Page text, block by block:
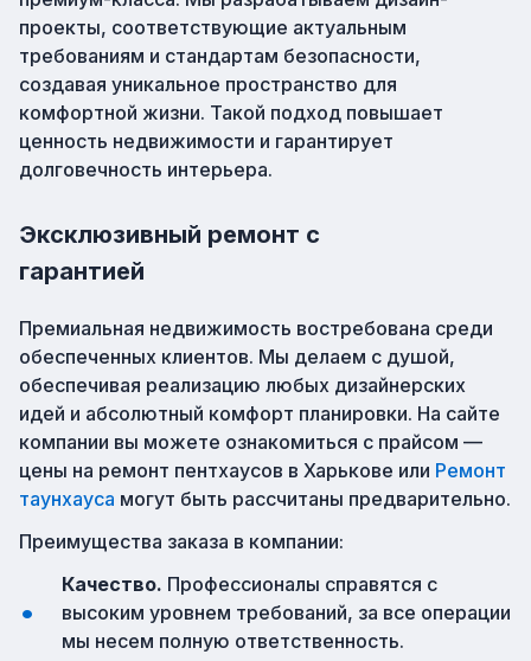
проекты, соответствующие актуальным
требованиям и стандартам безопасности,
создавая уникальное пространство для
комфортной жизни. Такой подход повышает
ценность недвижимости и гарантирует
долговечность интерьера.
Эксклюзивный ремонт с
гарантией
Премиальная недвижимость востребована среди
обеспеченных клиентов. Мы делаем с душой,
обеспечивая реализацию любых дизайнерских
идей и абсолютный комфорт планировки. На сайте
компании вы можете ознакомиться с прайсом —
цены на ремонт пентхаусов в Харькове или Ремонт
таунхауса могут быть рассчитаны предварительно.
Преимущества заказа в компании:
Качество. Профессионалы справятся с
высоким уровнем требований, за все операции
мы несем полную ответственность.